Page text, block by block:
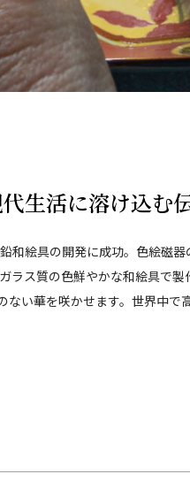
生活に溶け込む
和絵具の開発に成功。色絵磁
ラス質の色鮮やかな和絵具で
い華を咲かせます。世界中で